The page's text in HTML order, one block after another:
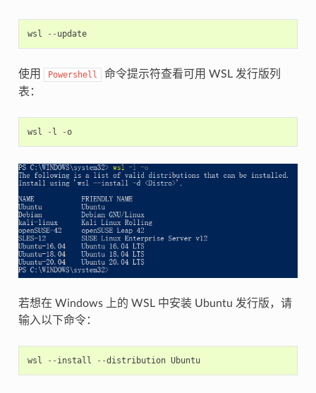
wsl -- update
使用 Powershell
命令提示符查看可用 WSL 发行版列
表：
wsl - l -o
若想在 Windows 上的 WSL 中安装 Ubuntu 发行版，请
输入以下命令：
wsl -- install --distribution Ubuntu